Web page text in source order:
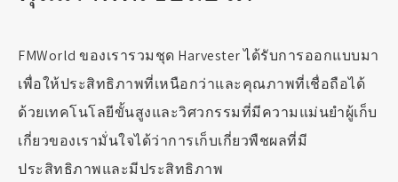
FMWorld ของเรารวมชุด Harvester ได้รับการออกแบบมา
เพื่อให้ประสิทธิภาพที่เหนือกว่าและคุณภาพที่เชื่อถือได้
ด้วยเทคโนโลยีขั้นสูงและวิศวกรรมที่มีความแม่นยำผู้เก็บ
เกี่ยวของเรามั่นใจได้ว่าการเก็บเกี่ยวพืชผลที่มี
ประสิทธิภาพและมีประสิทธิภาพ